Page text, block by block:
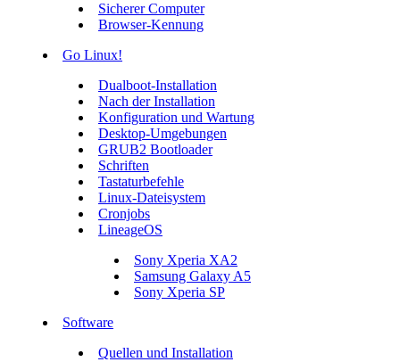
Sicherer Computer
Browser-Kennung
Go Linux!
Dualboot-Installation
Nach der Installation
Konfiguration und Wartung
Desktop-Umgebungen
GRUB2 Bootloader
Schriften
Tastaturbefehle
Linux-Dateisystem
Cronjobs
LineageOS
Sony Xperia XA2
Samsung Galaxy A5
Sony Xperia SP
Software
Quellen und Installation